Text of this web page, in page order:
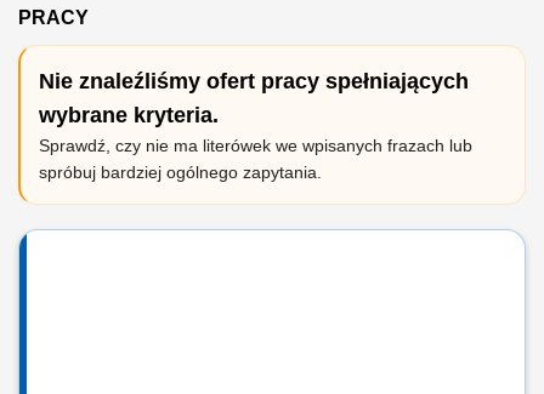
PRACY
Nie znaleźliśmy ofert pracy spełniających
wybrane kryteria.
Sprawdź, czy nie ma literówek we wpisanych frazach lub
spróbuj bardziej ogólnego zapytania.